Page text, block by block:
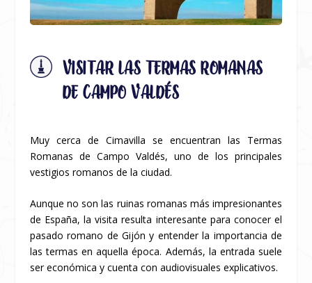
VISITAR LAS TERMAS ROMANAS
DE CAMPO VALDÉS
Muy cerca de Cimavilla se encuentran las Termas
Romanas de Campo Valdés, uno de los principales
vestigios romanos de la ciudad.
Aunque no son las ruinas romanas más impresionantes
de España, la visita resulta interesante para conocer el
pasado romano de Gijón y entender la importancia de
las termas en aquella época. Además, la entrada suele
ser económica y cuenta con audiovisuales explicativos.